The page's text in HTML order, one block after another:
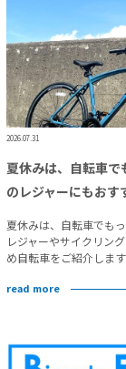
2026.07.31
夏休みは、自転車
のレジャーにもお
夏休みは、自転車でも
レジャーやサイクリン
め自転車をご紹介します
read more